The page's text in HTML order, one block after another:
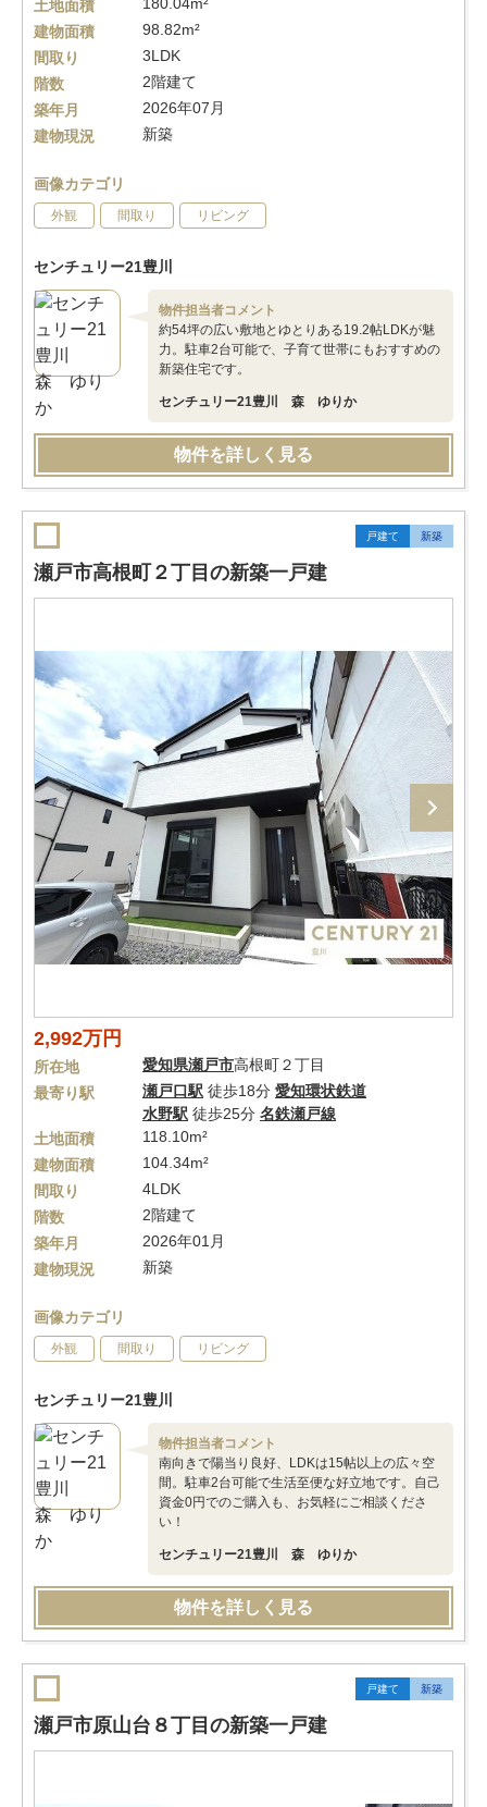
土地面積
建物面積
98.82m²
間取り
3LDK
階数
2階建て
築年月
2026年07月
建物現況
新築
画像カテゴリ
外観 間取り リビング
センチュリー21豊川
物件担当者コメント
約54坪の広い敷地とゆとりある19.2帖LDKが魅
力。駐車2台可能で、子育て世帯にもおすすめの
新築住宅です。
センチュリー21豊川 森 ゆりか
物件を詳しく見る
戸建て 新築
瀬戸市高根町２丁目の新築一戸建
2,992万円
所在地 愛知県瀬戸市高根町２丁目
最寄り駅
瀬戸口駅 徒歩18分 愛知環状鉄道
水野駅 徒歩25分 名鉄瀬戸線
土地面積
118.10m²
建物面積
104.34m²
間取り
4LDK
階数
2階建て
築年月
2026年01月
建物現況
新築
画像カテゴリ
外観 間取り リビング
センチュリー21豊川
物件担当者コメント
南向きで陽当り良好、LDKは15帖以上の広々空
間。駐車2台可能で生活至便な好立地です。自己
資金0円でのご購入も、お気軽にご相談くださ
い！
センチュリー21豊川 森 ゆりか
物件を詳しく見る
戸建て 新築
瀬戸市原山台８丁目の新築一戸建